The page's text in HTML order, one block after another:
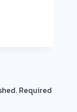
Required